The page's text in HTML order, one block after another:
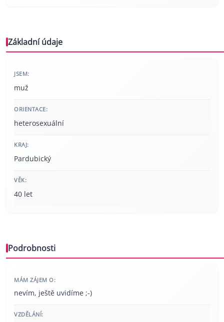
Základní údaje
JSEM:
muž
ORIENTACE:
heterosexuální
KRAJ:
Pardubický
VĚK:
40 let
Podrobnosti
MÁM ZÁJEM O:
nevím, ještě uvidíme ;-)
VZDĚLÁNÍ: